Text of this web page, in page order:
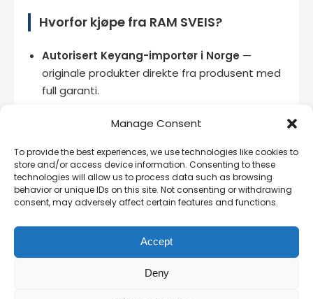
Manage Consent
To provide the best experiences, we use technologies like cookies to
store and/or access device information. Consenting to these
technologies will allow us to process data such as browsing
behavior or unique IDs on this site. Not consenting or withdrawing
consent, may adversely affect certain features and functions.
Accept
Deny
Hvorfor kjøpe fra RAM SVEIS?
Autorisert Keyang-importør i Norge —
originale produkter direkte fra produsent med
full garanti.
Autorisert Keyang-forhandler i Norge
originale produkter med full garanti.
Stort lager— de fleste produkter på lager for
rask levering.
Bedriftspriser— kontakt oss for volumrabatt
Norsk teknisk support— vi snakker ditt språk